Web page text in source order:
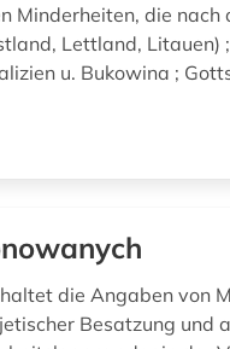
Minderheiten, die
Lettland, Litauen)
u. Bukowina ;
die Angaben von
Besatzung und